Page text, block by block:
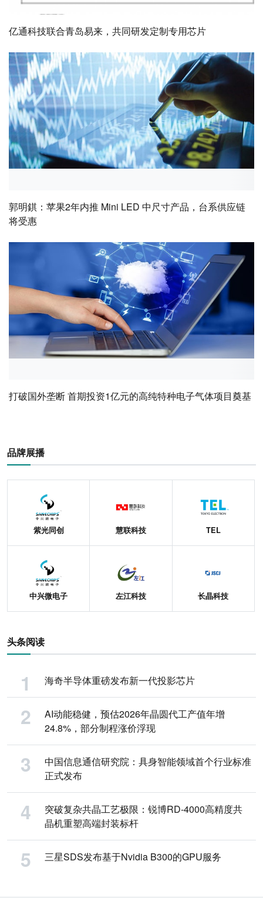
亿通科技联合青岛易来，共同研发定制专用芯片
郭明錤：苹果2年内推 Mini LED 中尺寸产品，台系供应链
将受惠
打破国外垄断 首期投资1亿元的高纯特种电子气体项目奠基
品牌展播
紫光同创 慧联科技 TEL
中兴微电子 左江科技 长晶科技
头条阅读
海奇半导体重磅发布新一代投影芯片
AI动能稳健，预估2026年晶圆代工产值年增
24.8%，部分制程涨价浮现
中国信息通信研究院：具身智能领域首个行业标准
正式发布
突破复杂共晶工艺极限：锐博RD-4000高精度共
晶机重塑高端封装标杆
三星SDS发布基于Nvidia B300的GPU服务